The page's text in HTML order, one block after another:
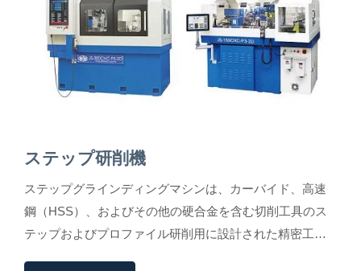
ステップ研削機
ステップグラインディングマシンは、カーバイド、高速
鋼（HSS）、およびその他の硬合金を含む切削工具のス
テップおよびプロファイル研削用に設計された精密工具